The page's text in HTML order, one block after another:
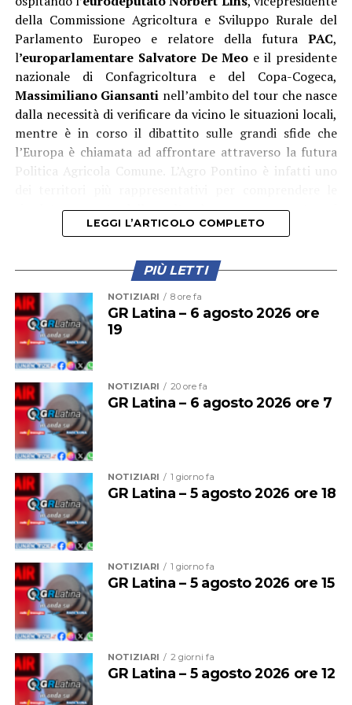
più favorevoli per residenti, operatori economici e
diportisti. L’obiettivo – ha proseguito Ambrosino – è
quello di costruire una Ponza sempre più moderna,
sostenibile e attrattiva, capace di coniugare tutela
ambientale, innovazione tecnologica e crescita
economica. Il porto è il cuore pulsante dell’isola e
investire sulla sua sicurezza significa investire sul futuro
della nostra comunità».
della Commissione Agricoltura e Sviluppo Rurale del
Parlamento Europeo e relatore della futuraPAC,
l’europarlamentare Salvatore De Meo e il presidente
nazionale di Confagricoltura e del Copa-Cogeca,
Massimiliano Giansanti nell’ambito del tour che nasce
dalla necessità di verificare da vicino le situazioni locali,
mentre è in corso il dibattito sulle grandi sfide che
l’Europa è chiamata ad affrontare attraverso la futura
Politica Agricola Comune. L’Agro Pontino è infatti uno
ricadute concrete delle scelte che saranno assunte nei
prossimi anni.
Ad accompagnare la delegazione sono stati
presidente di Confagricoltura Latina Luigi Niccolini,
il direttore Mauro D’Arcangeli e la vicedirettrice
Daniela Salvador
LEGGI L’ARTICOLO COMPLETO
PIÙ LETTI
NOTIZIARI 8 ore fa
GR Latina – 6 agosto 2026 ore
19
NOTIZIARI 20 ore fa
GR Latina – 6 agosto 2026 ore 7
NOTIZIARI 1 giorno fa
GR Latina – 5 agosto 2026 ore 18
NOTIZIARI 1 giorno fa
GR Latina – 5 agosto 2026 ore 15
NOTIZIARI 2 giorni fa
GR Latina – 5 agosto 2026 ore 12